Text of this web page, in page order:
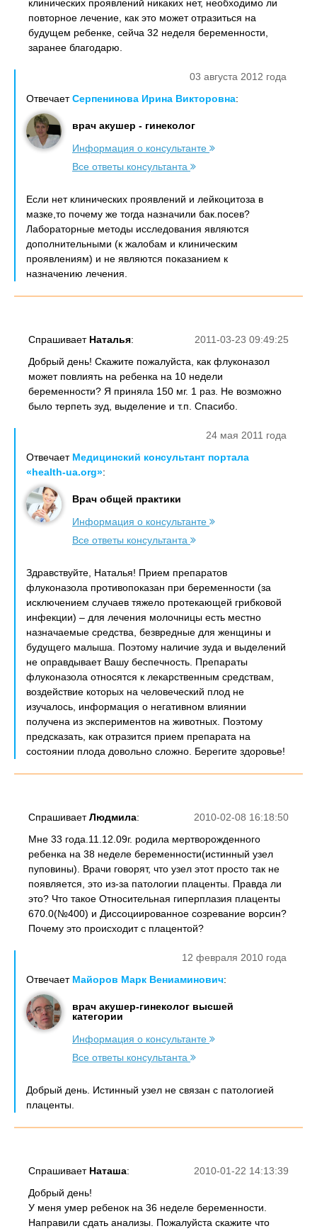
клинических проявлений никаких нет, необходимо ли
повторное лечение, как это может отразиться на
будущем ребенке, сейча 32 неделя беременности,
заранее благодарю.
03 августа 2012 года
ОтвечаетСерпенинова Ирина Викторовна:
врач акушер - гинеколог
Информация о консультанте
Все ответы консультанта
Если нет клинических проявлений и лейкоцитоза в
мазке,то почему же тогда назначили бак.посев?
Лабораторные методы исследования являются
дополнительными (к жалобам и клиническим
проявлениям) и не являются показанием к
назначению лечения.
2011-03-23 09:49:25
Спрашивает Наталья:
Добрый день! Скажите пожалуйста, как флуконазол
может повлиять на ребенка на 10 недели
беременности? Я приняла 150 мг. 1 раз. Не возможно
было терпеть зуд, выделение и т.п. Спасибо.
24 мая 2011 года
Отвечает Медицинский консультант портала
«health-ua.org»:
Врач общей практики
Информация о консультанте
Все ответы консультанта
Здравствуйте, Наталья! Прием препаратов
флуконазола противопоказан при беременности (за
исключением случаев тяжело протекающей грибковой
инфекции) – для лечения молочницы есть местно
назначаемые средства, безвредные для женщины и
будущего малыша. Поэтому наличие зуда и выделений
не оправдывает Вашу беспечность. Препараты
флуконазола относятся к лекарственным средствам,
воздействие которых на человеческий плод не
изучалось, информация о негативном влиянии
получена из экспериментов на животных. Поэтому
предсказать, как отразится прием препарата на
состоянии плода довольно сложно. Берегите здоровье!
2010-02-08 16:18:50
СпрашиваетЛюдмила:
Мне 33 года.11.12.09г. родила мертворожденного
ребенка на 38 неделе беременности(истинный узел
пуповины). Врачи говорят, что узел этот просто так не
появляется, это из-за патологии плаценты. Правда ли
это? Что такое Относительная гиперплазия плаценты
670.0(№400) и Диссоциированное созревание ворсин?
Почему это происходит с плацентой?
12 февраля 2010 года
Отвечает Майоров Марк Вениаминович:
врач акушер-гинеколог высшей
категории
Информация о консультанте
Все ответы консультанта
Добрый день. Истинный узел не связан с патологией
плаценты.
2010-01-22 14:13:39
Спрашивает Наташа:
Добрый день!
У меня умер ребенок на 36 неделе беременности.
Направили сдать анализы. Пожалуйста скажите что